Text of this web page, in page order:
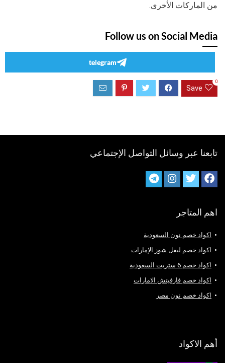
من الماركات الأخرى.
Follow us on Social Media
telegram
Save
0
تابعنا عبر وسائل التواصل الإجتماعي
اهم المتاجر
اكواد خصم نون السعودية
اكواد خصم ليفل شوز الإمارات
اكواد خصم 6 ستريت السعودية
اكواد خصم فارفيتش الامارات
اكواد خصم نون مصر
أهم الاكواد